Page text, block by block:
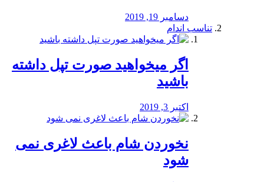
دسامبر 19, 2019
تناسب اندام
اگر میخواهید صورت تپل داشته
باشید
اکتبر 3, 2019
نخوردن شام باعث لاغری نمی
‌شود